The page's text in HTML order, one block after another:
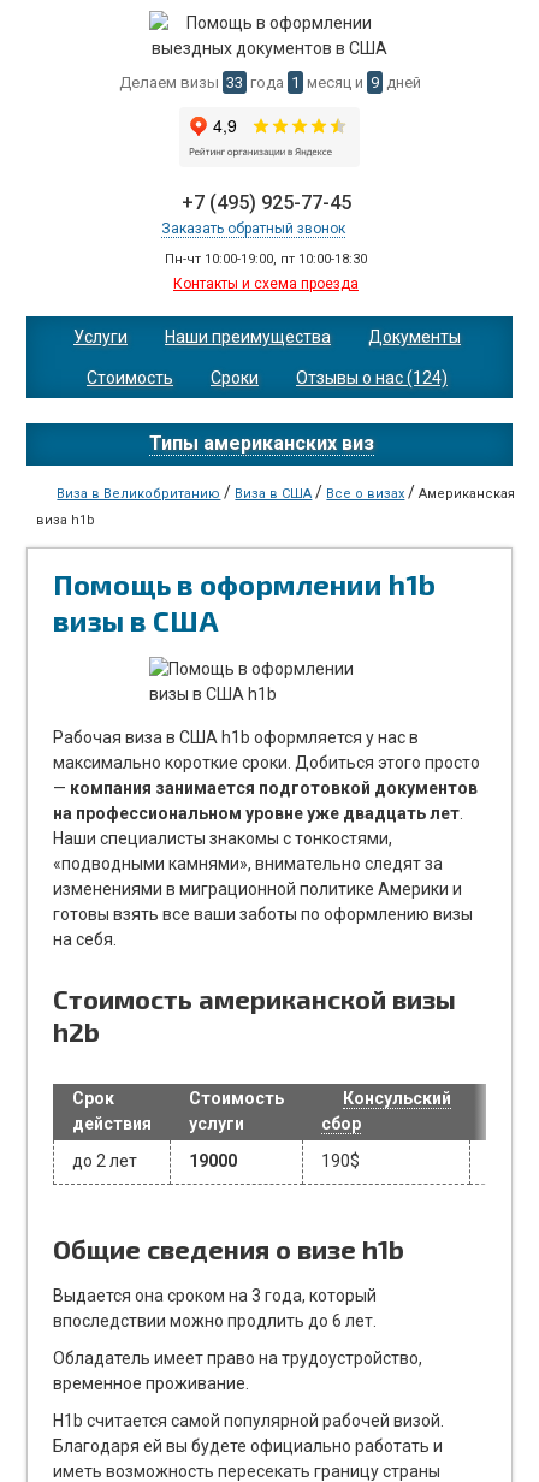
Делаем визы 33 года 1 месяц и 9 дней
+7 (495) 925-77-45
Заказать обратный звонок
Пн-чт 10:00-19:00, пт 10:00-18:30
Контакты и схема проезда
Услуги Наши преимущества Документы
Стоимость Сроки Отзывы о нас (124)
Типы американских виз
Виза в Великобританию / Виза в США / Все о визах /Американская
виза h1b
Помощь в оформлении h1b
визы в США
Рабочая виза в США h1b оформляется у нас в
максимально короткие сроки. Добиться этого просто
— компания занимается подготовкой документов
на профессиональном уровне уже двадцать лет
Наши специалисты знакомы с тонкостями,
«подводными камнями», внимательно следят за
изменениями в миграционной политике Америки и
готовы взять все ваши заботы по оформлению визы
на себя.
Стоимость американской визы
h2b
Срок
действия
Стоимость
услуги
Консульский
сбор
до 2 лет
19000 190$
Общие сведения о визе h1b
Выдается она сроком на 3 года, который
впоследствии можно продлить до 6 лет.
Обладатель имеет право на трудоустройство,
временное проживание.
H1b считается самой популярной рабочей визой.
Благодаря ей вы будете официально работать и
иметь возможность пересекать границу страны